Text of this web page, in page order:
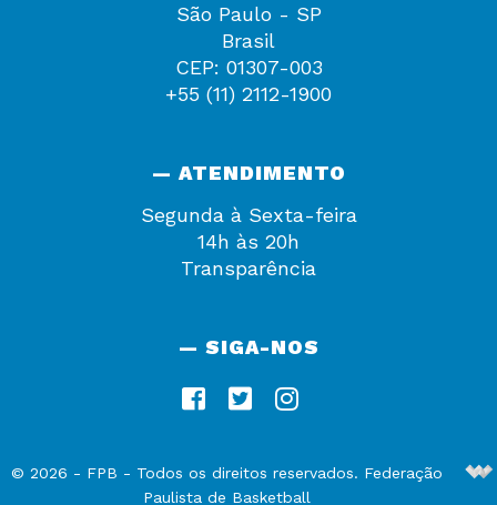
São Paulo - SP
Brasil
CEP: 01307-003
+55 (11) 2112-1900
— ATENDIMENTO
Segunda à Sexta-feira
14h às 20h
Transparência
— SIGA-NOS
© 2026 - FPB - Todos os direitos reservados. Federação
Paulista de Basketball